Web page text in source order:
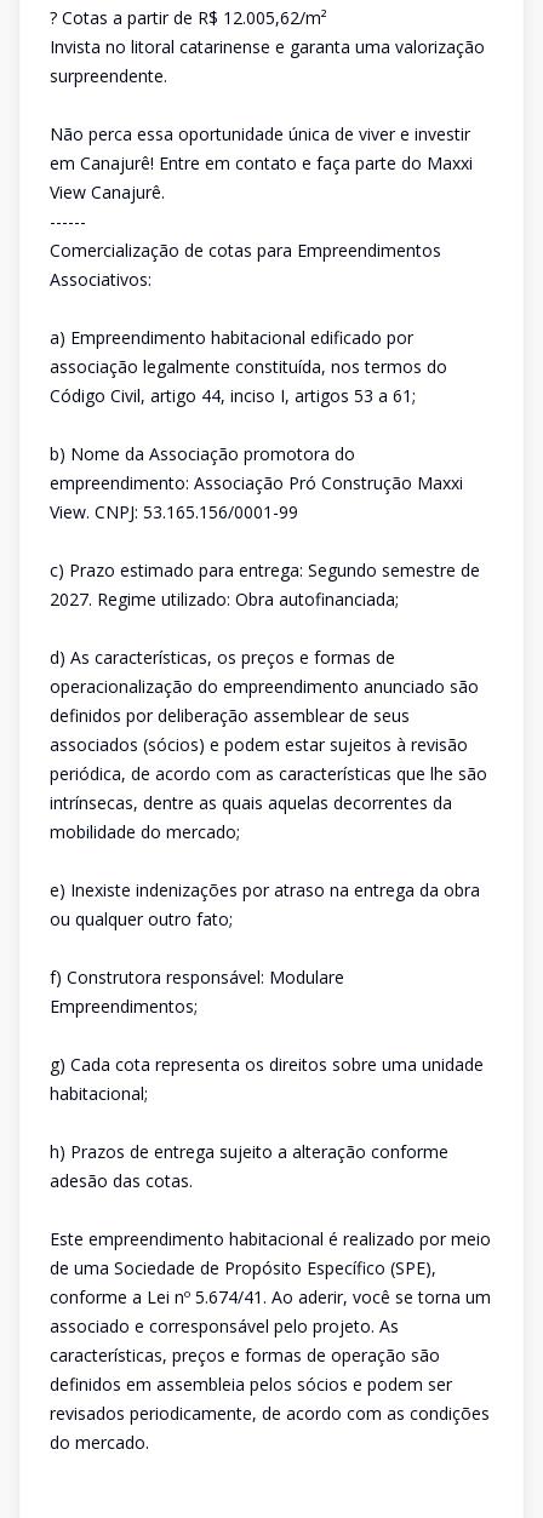
? Cotas a partir de R$ 12.005,62/m²
Invista no litoral catarinense e garanta uma valorização
surpreendente.
Não perca essa oportunidade única de viver e investir
em Canajurê! Entre em contato e faça parte do Maxxi
View Canajurê.
------
Comercialização de cotas para Empreendimentos
Associativos:
a) Empreendimento habitacional edificado por
associação legalmente constituída, nos termos do
Código Civil, artigo 44, inciso I, artigos 53 a 61;
b) Nome da Associação promotora do
empreendimento: Associação Pró Construção Maxxi
View. CNPJ: 53.165.156/0001-99
c) Prazo estimado para entrega: Segundo semestre de
2027. Regime utilizado: Obra autofinanciada;
d) As características, os preços e formas de
operacionalização do empreendimento anunciado são
definidos por deliberação assemblear de seus
associados (sócios) e podem estar sujeitos à revisão
periódica, de acordo com as características que lhe são
intrínsecas, dentre as quais aquelas decorrentes da
mobilidade do mercado;
e) Inexiste indenizações por atraso na entrega da obra
ou qualquer outro fato;
f) Construtora responsável: Modulare
Empreendimentos;
g) Cada cota representa os direitos sobre uma unidade
habitacional;
h) Prazos de entrega sujeito a alteração conforme
adesão das cotas.
Este empreendimento habitacional é realizado por meio
de uma Sociedade de Propósito Específico (SPE),
conforme a Lei nº 5.674/41. Ao aderir, você se torna um
associado e corresponsável pelo projeto. As
características, preços e formas de operação são
definidos em assembleia pelos sócios e podem ser
revisados periodicamente, de acordo com as condições
do mercado.